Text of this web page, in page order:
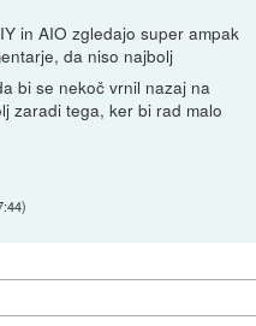
in AIO zgledajo super ampak
da niso najbolj
bi se nekoč vrnil nazaj na
zaradi tega, ker bi rad malo
)